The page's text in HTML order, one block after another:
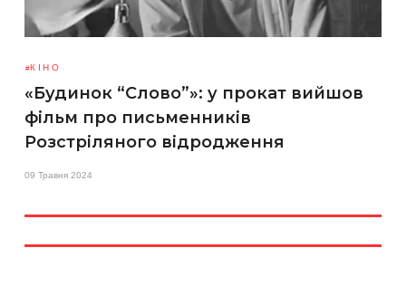
КІНО
«Будинок “Слово”»: у прокат вийшов
фільм про письменників
Розстріляного відродження
09 Травня 2024